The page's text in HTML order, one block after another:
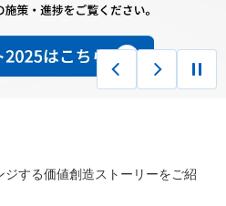
する価値創造ストーリーをご紹